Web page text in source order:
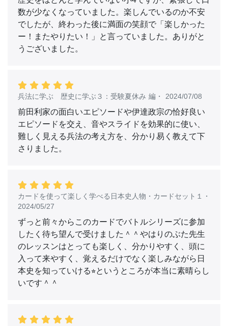
数が少なくなっていました。楽しんでいるのか不安
でしたが、終わった後に満面の笑顔で「楽しかった
ー！またやりたい！」と言っていました。ありがと
うございました。
兵法に学ぶ 歴史に学ぶ３：受験夏休み 編 ・ 2024/07/08
前田利家の面白いエピソードや伊達政宗の恰好良い
エピソードを交え、音やスライドを効果的に使い、
難しく見える兵法の考え方を、分かり易く教えて下
さりました。
カードを使って楽しく学べる日本史人物・カードセット１ ・
2024/05/27
ずっと前々からこのカードでバトルシリーズに参加
したく待ち望んで受けました＾＾やはりのぶた先生
のレッスンはとっても楽しく、分かりやすく、頭に
入って来やすく、覚えるだけでなく楽しみながら日
本史を知っていける⭐︎というところが本当に素晴らし
いです＾＾